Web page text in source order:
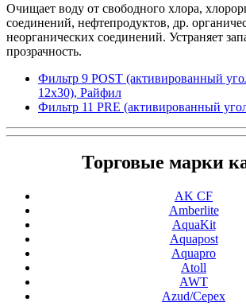
Очищает воду от свободного хлора,
соединений, нефтепродуктов, др.
неорганических соединений. Устраняет
прозрачность.
Фильтр 9 POST (активированный
12x30), Райфил
Фильтр 11 PRE (активированный
Торговые марки
AK CF
Amberlite
AquaKit
Aquapost
Aquapro
Atoll
AWT
Azud/Cepex